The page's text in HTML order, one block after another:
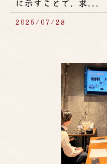
2025/07/28